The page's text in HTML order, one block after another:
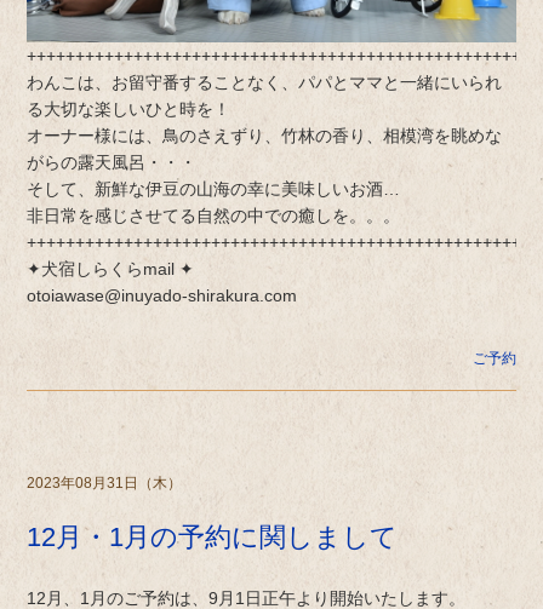
わんこは、お留守番することなく、パパとママと一緒にいられ
る大切な楽しいひと時を！
オーナー様には、鳥のさえずり、竹林の香り、相模湾を眺めな
がらの露天風呂・・・
そして、新鮮な伊豆の山海の幸に美味しいお酒…
非日常を感じさせてる自然の中での癒しを。。。
✦犬宿しらくらmail ✦
otoiawase@inuyado-shirakura.com
ご予約
2023年08月31日（木）
12月・1月の予約に関しまして
12月、1月のご予約は、9月1日正午より開始いたします。